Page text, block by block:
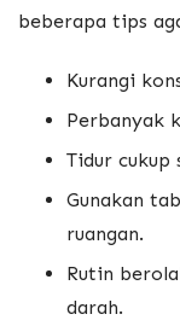
beberapa tips
Kurangi
Perbanyak
Tidur cukup
Gunakan
ruangan.
Rutin
darah.